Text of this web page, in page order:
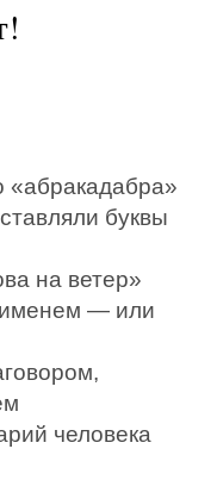
«абракадабра»
буквы
на ветер»
именем — или
человека